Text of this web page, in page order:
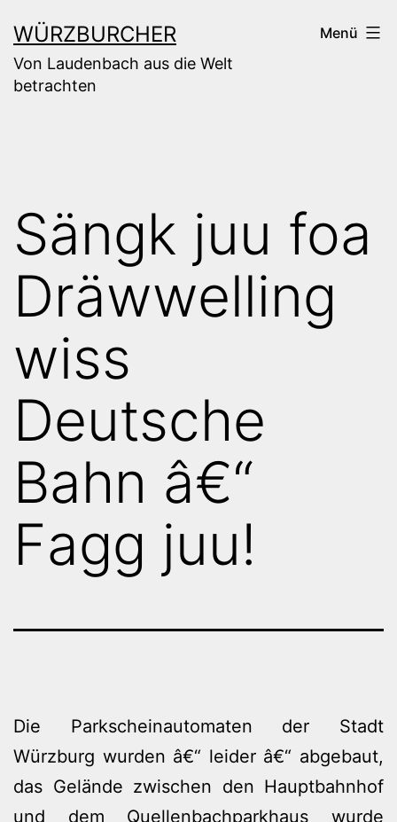
Inhalt
springen
WÜRZBURCHER
Von Laudenbach aus die Welt
betrachten
Menü
Sängk juu foa
Dräwwelling
wiss
Deutsche
Bahn â€“
Fagg juu!
Die Parkscheinautomaten der Stadt
Würzburg wurden â€“ leider â€“ abgebaut,
das Gelände zwischen den Hauptbahnhof
und dem Quellenbachparkhaus wurde